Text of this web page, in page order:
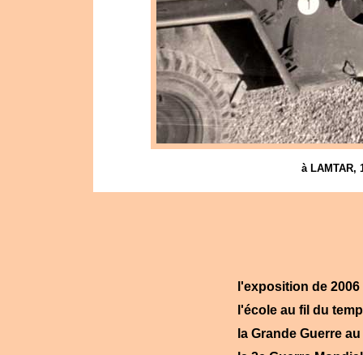
à LAMTAR,
l'exposition de 2006
l'école au fil du
la Grande Guerre